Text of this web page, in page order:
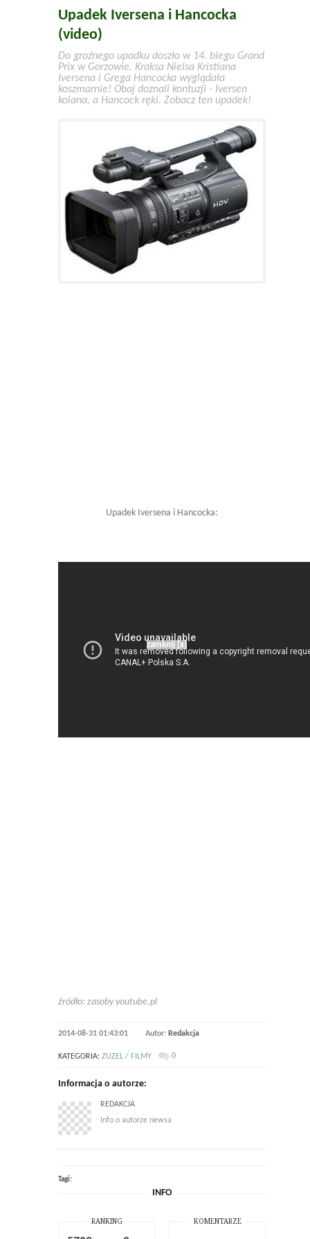
Upadek Iversena i Hancocka
(video)
Do groźnego upadku doszło w 14. biegu Grand
Prix w Gorzowie. Kraksa Nielsa Kristiana
Iversena i Grega Hancocka wyglądała
koszmarnie! Obaj doznali kontuzji - Iversen
kolana, a Hancock ręki. Zobacz ten upadek!
Upadek Iversena i Hancocka:
zamknij [x]
źródło: zasoby youtube.pl
2014-08-31 01:43:01 Autor: Redakcja
KATEGORIA: ZUZEL / FILMY 0
Informacja o autorze:
REDAKCJA
Info o autorze newsa
Tagi:
INFO
RANKING KOMENTARZE